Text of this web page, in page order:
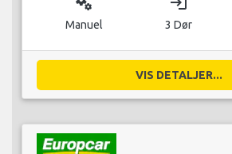
Manuel 3 Dør
VIS DETALJER...